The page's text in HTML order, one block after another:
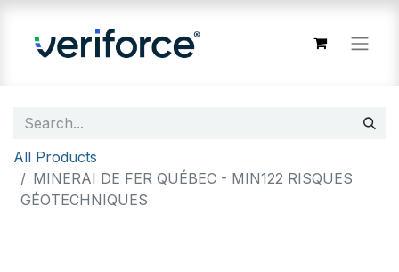
All Products
MINERAI DE FER QUÉBEC - MIN122 RISQUES
GÉOTECHNIQUES